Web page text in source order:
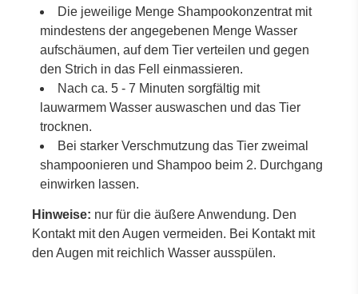
Die jeweilige Menge Shampookonzentrat mit
mindestens der angegebenen Menge Wasser
aufschäumen, auf dem Tier verteilen und gegen
den Strich in das Fell einmassieren.
Nach ca. 5 - 7 Minuten sorgfältig mit
lauwarmem Wasser auswaschen und das Tier
trocknen.
Bei starker Verschmutzung das Tier zweimal
shampoonieren und Shampoo beim 2. Durchgang
einwirken lassen.
Hinweise: nur für die äußere Anwendung. Den
Kontakt mit den Augen vermeiden. Bei Kontakt mit
den Augen mit reichlich Wasser ausspülen.